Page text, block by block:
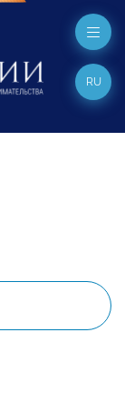
RU